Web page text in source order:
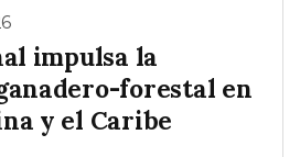
impulsa la
forestal en
y el Caribe